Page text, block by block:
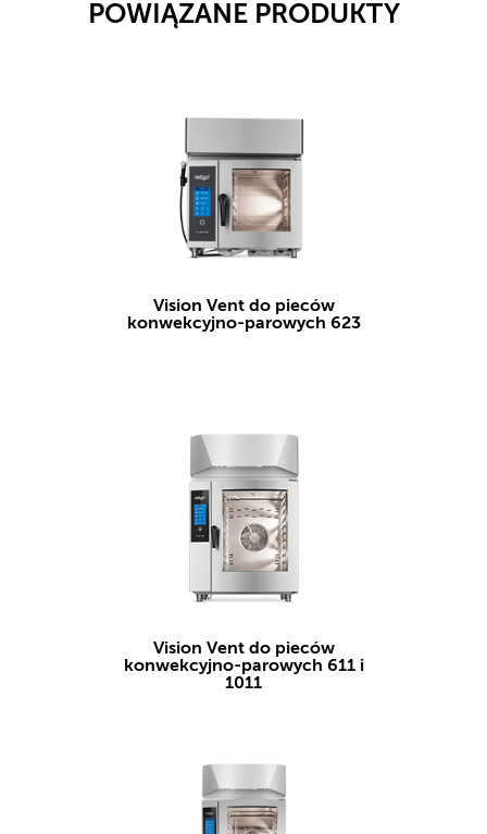
POWIĄZANE PRODUKTY
Vision Vent do pieców
konwekcyjno-parowych 623
Vision Vent do pieców
konwekcyjno-parowych 611 i
1011